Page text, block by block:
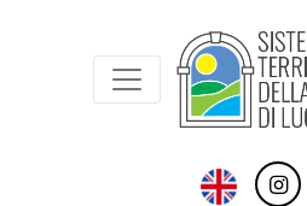
Sistema Museale